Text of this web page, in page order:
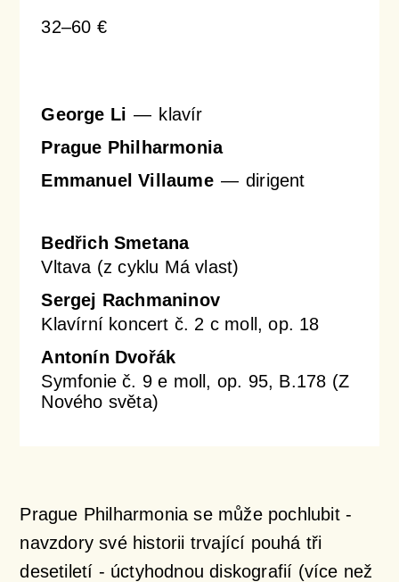
32–60 €
George Li
klavír
Prague Philharmonia
Emmanuel Villaume
dirigent
Bedřich Smetana
Vltava (z cyklu Má vlast)
Sergej Rachmaninov
Klavírní koncert č. 2 c moll, op. 18
Antonín Dvořák
Symfonie č. 9 e moll, op. 95, B.178 (Z
Nového světa)
Prague Philharmonia se může pochlubit -
navzdory své historii trvající pouhá tři
desetiletí - úctyhodnou diskografií (více než